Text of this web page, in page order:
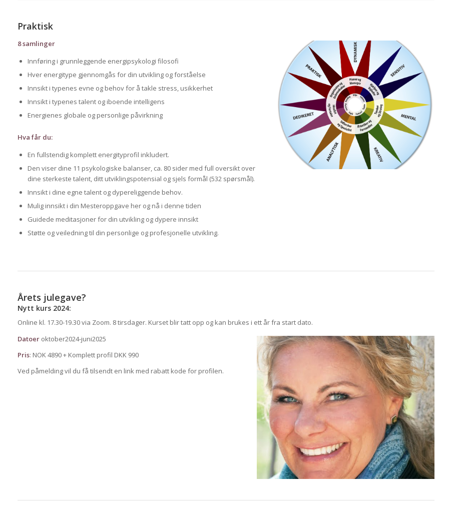
Praktisk
8 samlinger
Innføring i grunnleggende energipsykologi filosofi
Hver energitype gjennomgås for din utvikling og forståelse
Innsikt i typenes evne og behov for å takle stress, usikkerhet
Innsikt i typenes talent og iboende intelligens
Energienes globale og personlige påvirkning
Hva får du:
En fullstendig komplett energityprofil inkludert.
Den viser dine 11 psykologiske balanser, ca. 80 sider med full oversikt over
dine sterkeste talent, ditt utviklingspotensial og sjels formål (532 spørsmål).
Innsikt i dine egne talent og dypereliggende behov.
Mulig innsikt i din Mesteroppgave her og nå i denne tiden
Guidede meditasjoner for din utvikling og dypere innsikt
Støtte og veiledning til din personlige og profesjonelle utvikling.
Årets julegave?
Nytt kurs 2024:
Online kl. 17.30-19.30 via Zoom. 8 tirsdager. Kurset blir tatt opp og kan brukes i ett år fra start dato.
Datoeroktober2024-juni2025
Pris: NOK 4890 + Komplett profil DKK 990
Ved påmelding vil du få tilsendt en link med rabatt kode for profilen.